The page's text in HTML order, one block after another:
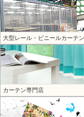
大型レール・ビニールカーテ
カーテン専門店